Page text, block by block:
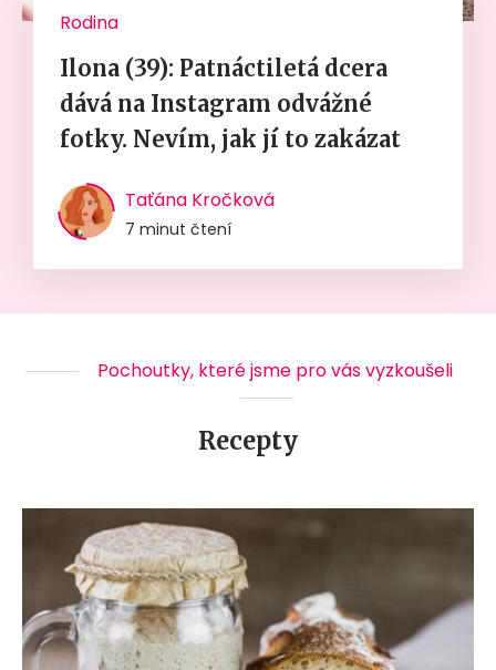
Rodina
Ilona (39): Patnáctiletá dcera
dává na Instagram odvážné
fotky. Nevím, jak jí to zakázat
Taťána Kročková
7 minut čtení
Pochoutky, které jsme pro vás vyzkoušeli
Recepty